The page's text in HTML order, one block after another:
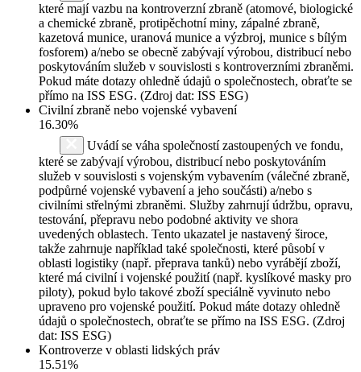
které mají vazbu na kontroverzní zbraně (atomové, biologické
a chemické zbraně, protipěchotní miny, zápalné zbraně,
kazetová munice, uranová munice a výzbroj, munice s bílým
fosforem) a/nebo se obecně zabývají výrobou, distribucí nebo
poskytováním služeb v souvislosti s kontroverzními zbraněmi.
Pokud máte dotazy ohledně údajů o společnostech, obraťte se
přímo na ISS ESG. (Zdroj dat: ISS ESG)
Civilní zbraně nebo vojenské vybavení
16.30%
Uvádí se váha společností zastoupených ve fondu,
které se zabývají výrobou, distribucí nebo poskytováním
služeb v souvislosti s vojenským vybavením (válečné zbraně,
podpůrné vojenské vybavení a jeho součásti) a/nebo s
civilními střelnými zbraněmi. Služby zahrnují údržbu, opravu,
testování, přepravu nebo podobné aktivity ve shora
uvedených oblastech. Tento ukazatel je nastavený široce,
takže zahrnuje například také společnosti, které působí v
oblasti logistiky (např. přeprava tanků) nebo vyrábějí zboží,
které má civilní i vojenské použití (např. kyslíkové masky pro
piloty), pokud bylo takové zboží speciálně vyvinuto nebo
upraveno pro vojenské použití. Pokud máte dotazy ohledně
údajů o společnostech, obraťte se přímo na ISS ESG. (Zdroj
dat: ISS ESG)
Kontroverze v oblasti lidských práv
15.51%